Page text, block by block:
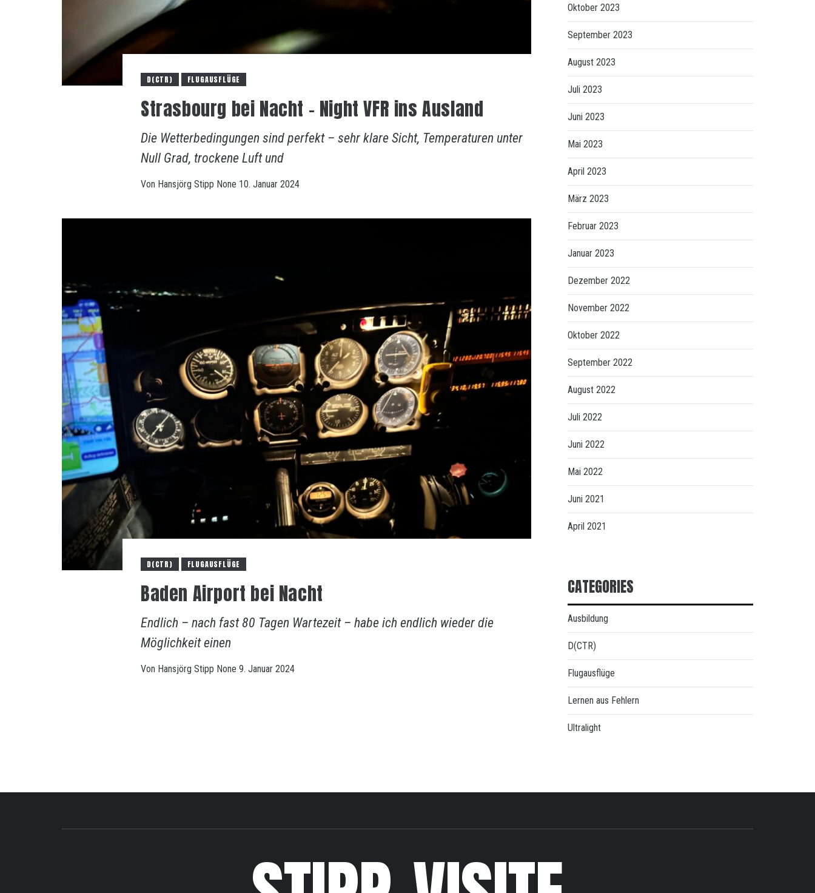
D(CTR) FLUGAUSFLÜGE
Strasbourg bei Nacht – Night VFR ins Ausland
Die Wetterbedingungen sind perfekt – sehr klare Sicht, Temperaturen unter
Null Grad, trockene Luft und
Von Hansjörg Stipp None 10. Januar 2024
D(CTR) FLUGAUSFLÜGE
Baden Airport bei Nacht
Endlich – nach fast 80 Tagen Wartezeit – habe ich endlich wieder die
Möglichkeit einen
Von Hansjörg Stipp None 9. Januar 2024
Oktober 2023
September 2023
August 2023
Juli 2023
Juni 2023
Mai 2023
April 2023
März 2023
Februar 2023
Januar 2023
Dezember 2022
November 2022
Oktober 2022
September 2022
August 2022
Juli 2022
Juni 2022
Mai 2022
Juni 2021
April 2021
CATEGORIES
Ausbildung
D(CTR)
Flugausflüge
Lernen aus Fehlern
Ultralight